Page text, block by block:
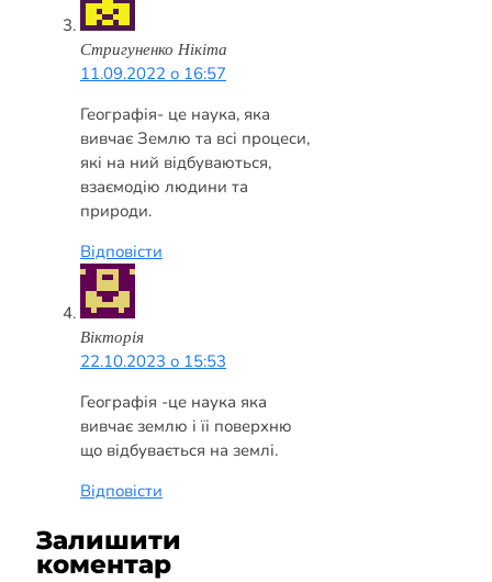
Стригуненко Нікіта
11.09.2022 о 16:57
Географія- це наука, яка
вивчає Землю та всі процеси,
які на ний відбуваються,
взаємодію людини та
природи.
Відповісти
Вікторія
22.10.2023 о 15:53
Географія -це наука яка
вивчає землю і їі поверхню
що відбувається на землі.
Відповісти
Залишити
коментар